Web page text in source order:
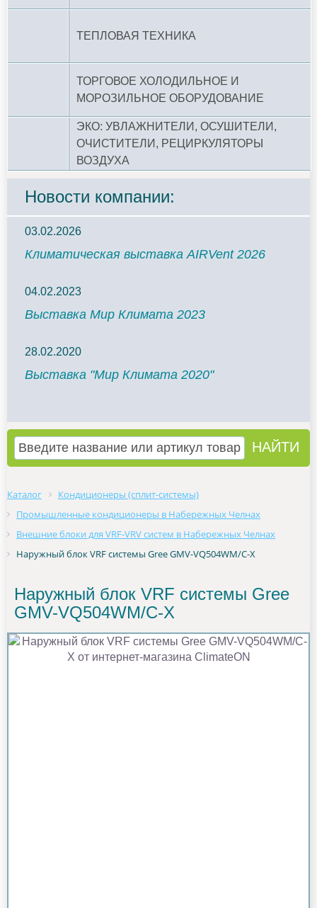
ТЕПЛОВАЯ ТЕХНИКА
ТОРГОВОЕ ХОЛОДИЛЬНОЕ И
МОРОЗИЛЬНОЕ ОБОРУДОВАНИЕ
ЭКО: УВЛАЖНИТЕЛИ, ОСУШИТЕЛИ,
ОЧИСТИТЕЛИ, РЕЦИРКУЛЯТОРЫ
ВОЗДУХА
Новости компании:
03.02.2026
Климатическая выставка AIRVent 2026
04.02.2023
Выставка Мир Климата 2023
28.02.2020
Выставка "Мир Климата 2020"
Каталог
Кондиционеры (сплит-системы)
Промышленные кондиционеры в Набережных Челнах
Внешние блоки для VRF-VRV систем в Набережных Челнах
Наружный блок VRF системы Gree GMV-VQ504WM/C-X
Наружный блок VRF системы Gree
GMV-VQ504WM/C-X